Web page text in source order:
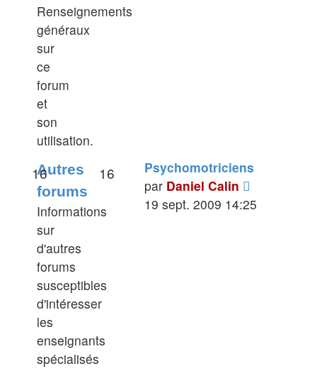
Renseignements
généraux
sur
ce
forum
et
son
utilisation.
Autres
forums
Informations
sur
d'autres
forums
susceptibles
d'intéresser
les
enseignants
spécialisés
16 16
Psychomotriciens
par Daniel Calin
le
19 sept. 2009 14:25